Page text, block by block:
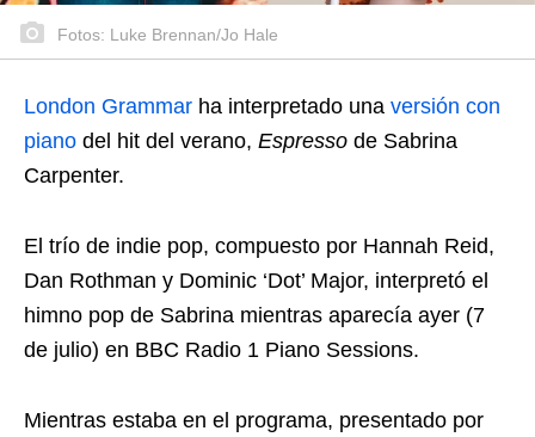
Fotos: Luke Brennan/Jo Hale
London Grammar ha interpretado una versión con
piano del hit del verano, Espresso de Sabrina
Carpenter.
El trío de indie pop, compuesto por Hannah Reid,
Dan Rothman y Dominic ‘Dot’ Major, interpretó el
himno pop de Sabrina mientras aparecía ayer (7
de julio) en BBC Radio 1 Piano Sessions.
Mientras estaba en el programa, presentado por